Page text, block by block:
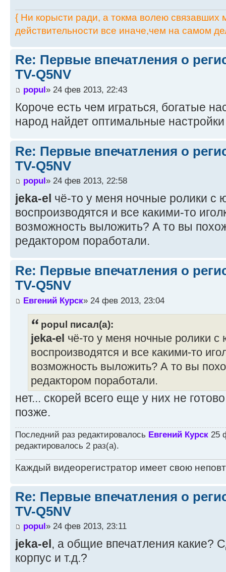
{ Ни корысти ради, а токма волею связавших
действительности все иначе,чем на самом
Re: Первые впечатления о
TV-Q5NV
popul» 24 фев 2013, 22:43
Короче есть чем играться, богатые
народ найдет оптимальные настройки
Re: Первые впечатления о
TV-Q5NV
popul» 24 фев 2013, 22:58
jeka-el чё-то у меня ночные ролики с
воспроизводятся и все какими-то
возможность выложить? А то вы
редактором поработали.
Re: Первые впечатления о
TV-Q5NV
Евгений Курск» 24 фев 2013, 23:04
popul писал(а):
jeka-el чё-то у меня ночные ролики с
воспроизводятся и все какими-то
возможность выложить? А то вы
редактором поработали.
нет... скорей всего еще у них не
позже.
Последний раз редактировалось Евгений Курск 25
редактировалось 2 раз(а).
Каждый видеорегистратор имеет свою
Re: Первые впечатления о
TV-Q5NV
popul» 24 фев 2013, 23:11
jeka-el , а общие впечатления какие?
корпус и т.д.?